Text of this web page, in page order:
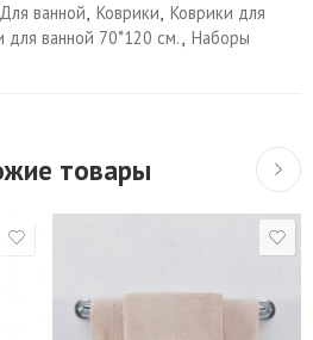
Для ванной, Коврики, Коврики для
для ванной 70*120 см., Наборы
товары